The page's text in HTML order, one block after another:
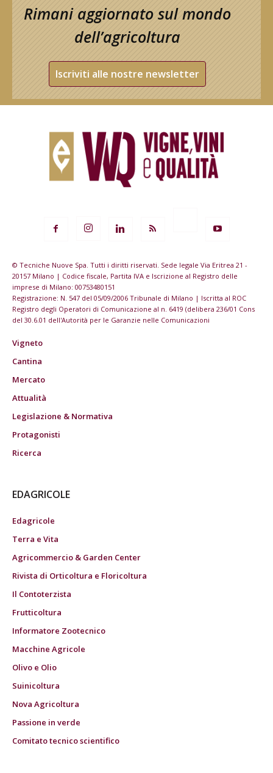
Rimani aggiornato sul mondo
dell’agricoltura
Iscriviti alle nostre newsletter
© Tecniche Nuove Spa. Tutti i diritti riservati. Sede legale Via Eritrea 21 -
20157 Milano | Codice fiscale, Partita IVA e Iscrizione al Registro delle
imprese di Milano: 00753480151
Registrazione: N. 547 del 05/09/2006 Tribunale di Milano | Iscritta al ROC
Registro degli Operatori di Comunicazione al n. 6419 (delibera 236/01 Cons
del 30.6.01 dell'Autorità per le Garanzie nelle Comunicazioni
Vigneto
Cantina
Mercato
Attualità
Legislazione & Normativa
Protagonisti
Ricerca
EDAGRICOLE
Edagricole
Terra e Vita
Agricommercio & Garden Center
Rivista di Orticoltura e Floricoltura
Il Contoterzista
Frutticoltura
Informatore Zootecnico
Macchine Agricole
Olivo e Olio
Suinicoltura
Nova Agricoltura
Passione in verde
Comitato tecnico scientifico